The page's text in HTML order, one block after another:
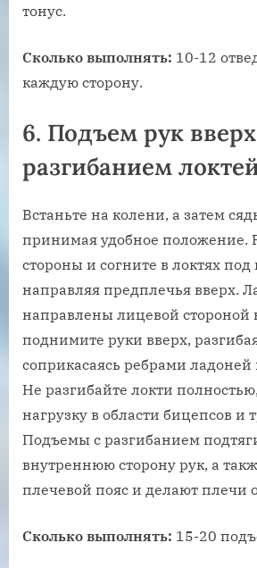
тонус.
Сколько выполнять: 10-12
каждую сторону.
6. Подъем рук
разгибанием
Встаньте на колени, а затем
принимая удобное положение.
стороны и согните в локтях
направляя предплечья вверх.
направлены лицевой стороной
поднимите руки вверх,
соприкасаясь ребрами ладоней
Не разгибайте локти
нагрузку в области бицепсов и
Подъемы с разгибанием
внутреннюю сторону рук, а
плечевой пояс и делают плечи
Сколько выполнять: 15-20